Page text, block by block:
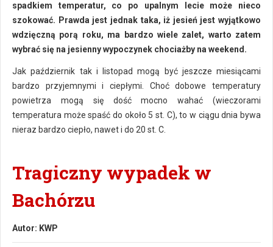
spadkiem temperatur, co po upalnym lecie może nieco
szokować. Prawda jest jednak taka, iż jesień jest wyjątkowo
wdzięczną porą roku, ma bardzo wiele zalet, warto zatem
wybrać się na jesienny wypoczynek chociażby na weekend.
Jak październik tak i listopad mogą być jeszcze miesiącami
bardzo przyjemnymi i ciepłymi. Choć dobowe temperatury
powietrza mogą się dość mocno wahać (wieczorami
temperatura może spaść do około 5 st. C), to w ciągu dnia bywa
nieraz bardzo ciepło, nawet i do 20 st. C.
Tragiczny wypadek w
Bachórzu
Autor: KWP